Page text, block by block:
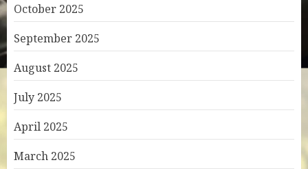
October 2025
September 2025
August 2025
July 2025
April 2025
March 2025